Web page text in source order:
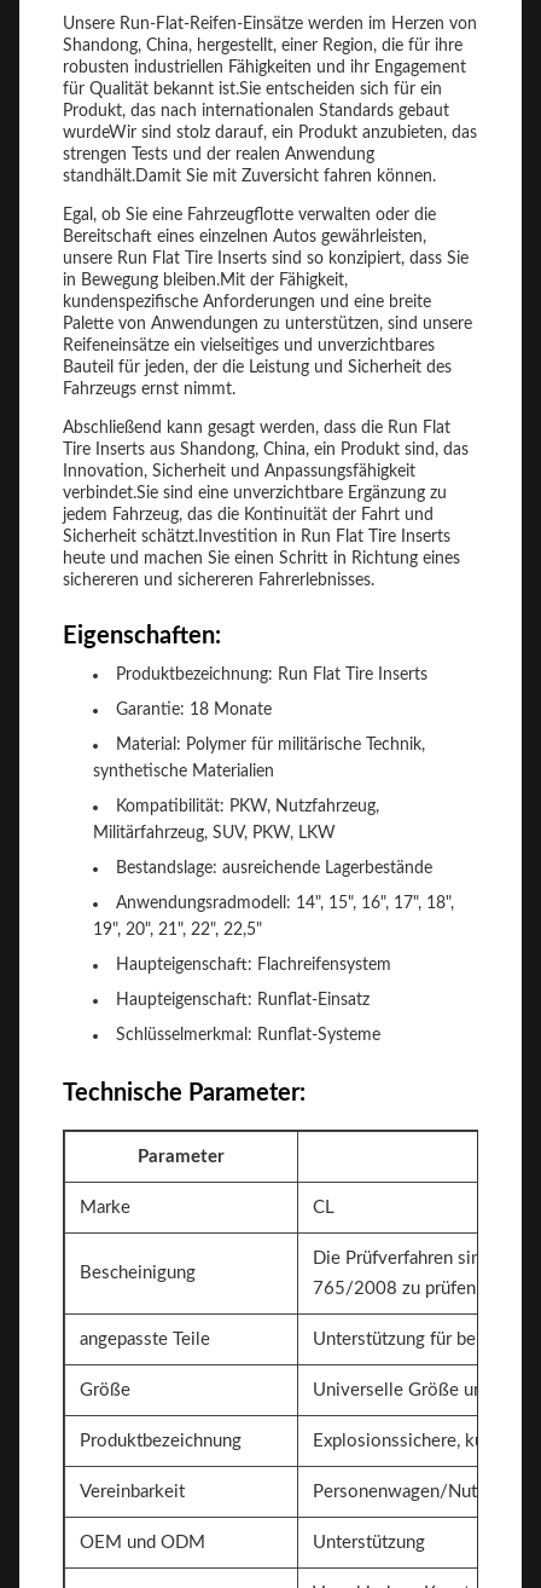
Unsere Run-Flat-Reifen-Einsätze werden im Herzen von
Shandong, China, hergestellt, einer Region, die für ihre
robusten industriellen Fähigkeiten und ihr Engagement
für Qualität bekannt ist.Sie entscheiden sich für ein
Produkt, das nach internationalen Standards gebaut
wurdeWir sind stolz darauf, ein Produkt anzubieten, das
strengen Tests und der realen Anwendung
standhält.Damit Sie mit Zuversicht fahren können.
Egal, ob Sie eine Fahrzeugflotte verwalten oder die
Bereitschaft eines einzelnen Autos gewährleisten,
unsere Run Flat Tire Inserts sind so konzipiert, dass Sie
in Bewegung bleiben.Mit der Fähigkeit,
kundenspezifische Anforderungen und eine breite
Palette von Anwendungen zu unterstützen, sind unsere
Reifeneinsätze ein vielseitiges und unverzichtbares
Bauteil für jeden, der die Leistung und Sicherheit des
Fahrzeugs ernst nimmt.
Abschließend kann gesagt werden, dass die Run Flat
Tire Inserts aus Shandong, China, ein Produkt sind, das
Innovation, Sicherheit und Anpassungsfähigkeit
verbindet.Sie sind eine unverzichtbare Ergänzung zu
jedem Fahrzeug, das die Kontinuität der Fahrt und
Sicherheit schätzt.Investition in Run Flat Tire Inserts
heute und machen Sie einen Schritt in Richtung eines
sichereren und sichereren Fahrerlebnisses.
Eigenschaften:
Produktbezeichnung: Run Flat Tire Inserts
Garantie: 18 Monate
Material: Polymer für militärische Technik,
synthetische Materialien
Kompatibilität: PKW, Nutzfahrzeug,
Militärfahrzeug, SUV, PKW, LKW
Bestandslage: ausreichende Lagerbestände
Anwendungsradmodell: 14", 15", 16", 17", 18",
19", 20", 21", 22", 22,5"
Haupteigenschaft: Flachreifensystem
Haupteigenschaft: Runflat-Einsatz
Schlüsselmerkmal: Runflat-Systeme
Technische Parameter:
Parameter
Marke CL
Bescheinigung
Die Prüfverfahren sind in
765/2008 zu prüfen.
angepasste Teile Unterstützung für
Größe Universelle Größe und
Produktbezeichnung Explosionssichere,
Vereinbarkeit Personenwagen/
OEM und ODM Unterstützung